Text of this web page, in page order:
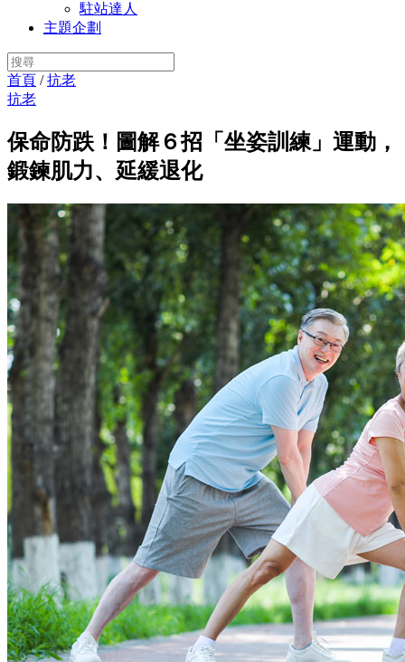
駐站達人
主題企劃
首頁 /抗老
抗老
保命防跌！圖解６招「坐姿訓練」運動，
鍛鍊肌力、延緩退化